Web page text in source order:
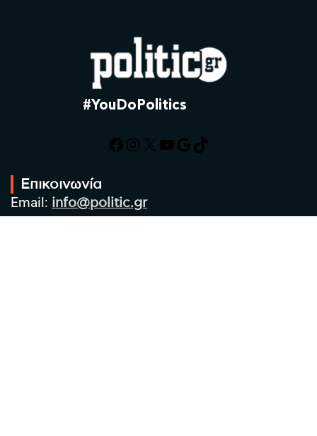
#YouDoPolitics
Facebook
Instagram
X YouTube
Google
TikTok
Επικοινωνία
Email: info@politic.gr
Τηλ: